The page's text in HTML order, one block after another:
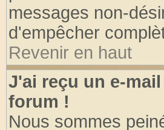
messages non-
d'empêcher
Revenir en haut
J'ai reçu un e-
forum !
Nous sommes